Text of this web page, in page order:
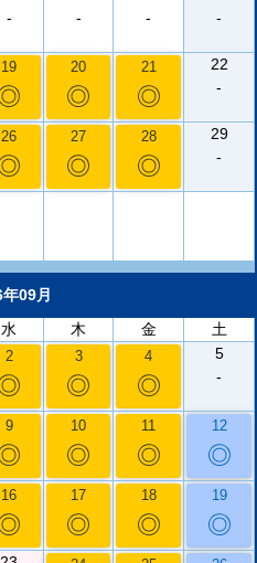
-
-
-
-
19 20
◎
21
◎
22
-
26 27
◎
28
◎
29
-
09月
水 木 金 土
2 3
◎
4
◎
5
-
9 10
◎
11
◎
12
◎
16 17
◎
18
◎
19
◎